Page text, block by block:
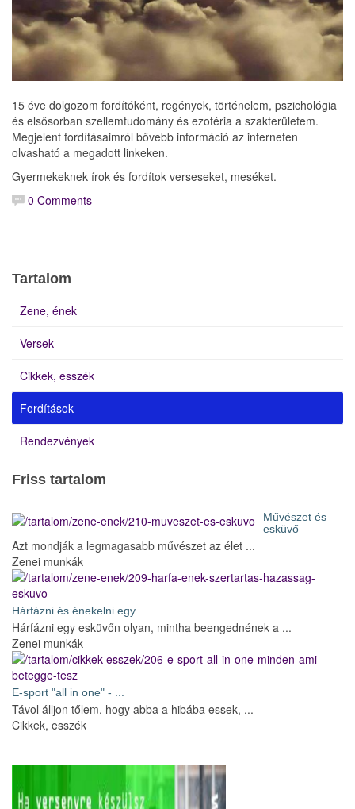
15 éve dolgozom fordítóként, regények, történelem, pszichológia
és elsősorban szellemtudomány és ezotéria a szakterületem.
Megjelent fordításaimról bővebb információ az interneten
olvasható a megadott linkeken.
Gyermekeknek írok és fordítok verseseket, meséket.
0 Comments
Tartalom
Zene, ének
Versek
Cikkek, esszék
Fordítások
Rendezvények
Friss tartalom
Művészet és
esküvő
Azt mondják a legmagasabb művészet az élet ...
Zenei munkák
Hárfázni és énekelni egy ...
Hárfázni egy esküvőn olyan, mintha beengednének a ...
Zenei munkák
E-sport "all in one" - ...
Távol álljon tőlem, hogy abba a hibába essek, ...
Cikkek, esszék